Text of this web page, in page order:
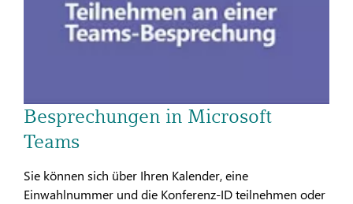
Besprechungen in Microsoft
Teams
Sie können sich über Ihren Kalender, eine
Einwahlnummer und die Konferenz-ID teilnehmen oder